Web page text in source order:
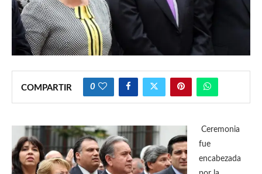
COMPARTIR 0
Ceremonia
fue
encabezada